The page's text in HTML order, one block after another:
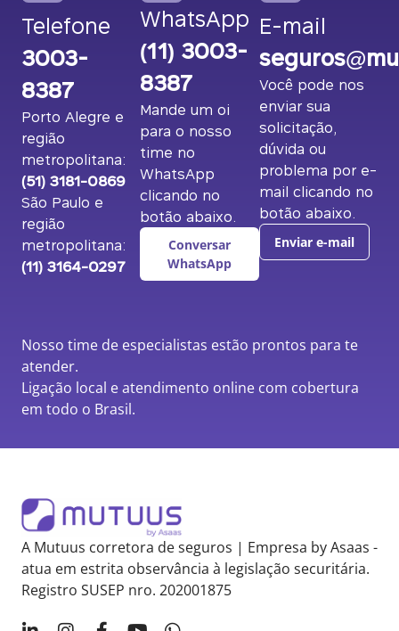
Telefone
3003-
8387
Porto Alegre e
região
metropolitana:
(51) 3181-0869
São Paulo e
região
metropolitana:
(11) 3164-0297
WhatsApp
(11) 3003-
8387
Mande um oi
para o nosso
time no
WhatsApp
clicando no
botão abaixo.
Conversar
WhatsApp
E-mail
Você pode nos
enviar sua
solicitação,
dúvida ou
problema por e-
mail clicando no
botão abaixo.
Enviar e-mail
Nosso time de especialistas estão prontos para te
atender.
Ligação local e atendimento online com cobertura
em todo o Brasil.
A Mutuus corretora de seguros | Empresa by Asaas -
atua em estrita observância à legislação securitária.
Registro SUSEP nro. 202001875